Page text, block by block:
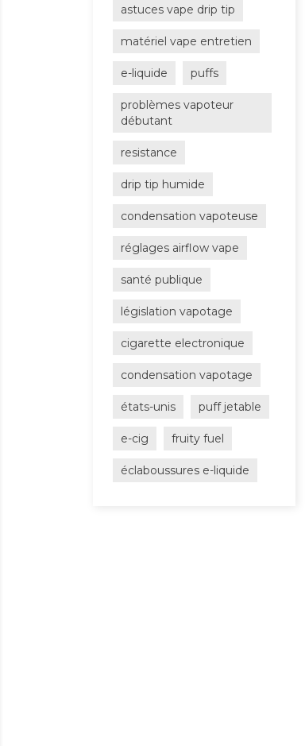
astuces vape drip tip
matériel vape entretien
e-liquide puffs
problèmes vapoteur
débutant
resistance
drip tip humide
condensation vapoteuse
réglages airflow vape
santé publique
législation vapotage
cigarette electronique
condensation vapotage
états-unis puff jetable
e-cig fruity fuel
éclaboussures e-liquide